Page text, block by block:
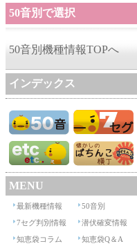
50音別で選択
50音別機種情報TOPへ
インデックス
MENU
最新機種情報 50音別
7セグ判別情報
潜伏確変情報
知恵袋コラム
知恵袋Q＆A